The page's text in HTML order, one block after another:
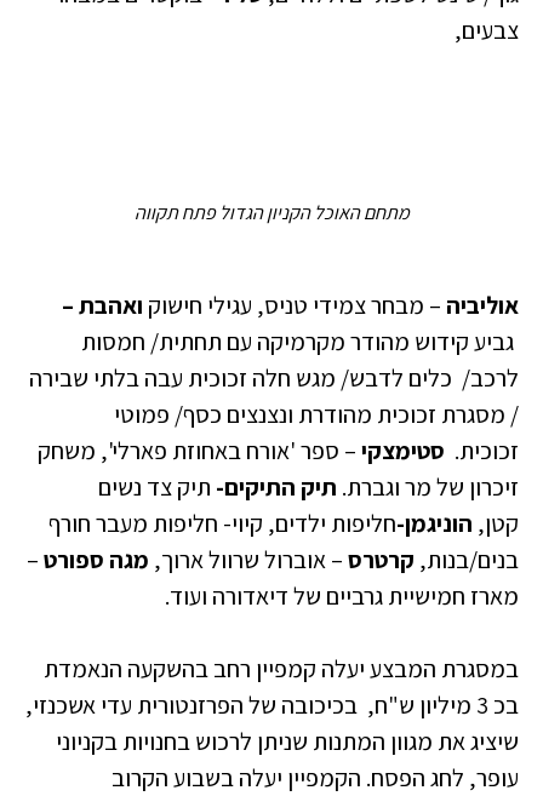
צבעים,
מתחם האוכל הקניון הגדול פתח תקווה
אוליביה – מבחר צמידי טניס, עגילי חישוק ואהבת –
גביע קידוש מהודר מקרמיקה עם תחתית/ חמסות
לרכב/ כלים לדבש/ מגש חלה זכוכית עבה בלתי שבירה
/ מסגרת זכוכית מהודרת ונצנצים כסף/ פמוטי
זכוכית. סטימצקי– ספר 'אורח באחוזת פארלי', משחק
זיכרון של מר וגברת. תיק התיקים- תיק צד נשים
קטן, הוניגמן-חליפות ילדים, קיוי- חליפות מעבר חורף
בנים/בנות, קרטרס– אוברול שרוול ארוך, מגה ספורט–
מארז חמישיית גרביים של דיאדורה ועוד.
במסגרת המבצע יעלה קמפיין רחב בהשקעה הנאמדת
בכ 3 מיליון ש"ח, בכיכובה של הפרזנטורית עדי אשכנזי,
שיציג את מגוון המתנות שניתן לרכוש בחנויות בקניוני
עופר, לחג הפסח. הקמפיין יעלה בשבוע הקרוב